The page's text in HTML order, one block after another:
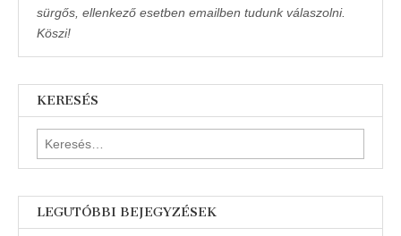
sürgős, ellenkező esetben emailben tudunk válaszolni.
Köszi!
KERESÉS
Keresés:
LEGUTÓBBI BEJEGYZÉSEK